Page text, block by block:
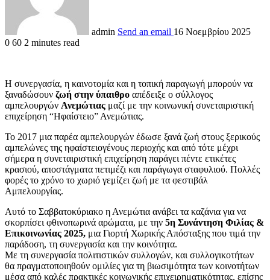
admin Send an email 16 Νοεμβρίου 2025
0 60 2 minutes read
Η συνεργασία, η καινοτομία και η τοπική παραγωγή μπορούν να
ξαναδώσουν ζωή στην ύπαιθρο απέδειξε ο σύλλογος
αμπελουργών Ανεμώτιας μαζί με την κοινωνική συνεταιριστική
επιχείρηση “Ηφαίστειο” Ανεμώτιας.
Το 2017 μια παρέα αμπελουργών έδωσε ξανά ζωή στους ξερικούς
αμπελώνες της ηφαίστειογένους περιοχής και από τότε μέχρι
σήμερα η συνεταιριστική επιχείρηση παράγει πέντε ετικέτες
κρασιού, αποστάγματα πετιμέζι και παράγωγα σταφυλιού. Πολλές
φορές το χρόνο το χωριό γεμίζει ζωή με τα φεστιβάλ
Αμπελουργίας.
Αυτό το Σαββατοκύριακο η Ανεμώτια ανάβει τα καζάνια για να
σκορπίσει φθινοπωρινά αρώματα, με την 5η Συνάντηση Φιλίας &
Επικοινωνίας 2025, μια Γιορτή Χωρικής Απόσταξης που τιμά την
παράδοση, τη συνεργασία και την κοινότητα.
Με τη συνεργασία πολιτιστικών συλλογών, και συλλογικοτήτων
θα πραγματοποιηθούν ομιλίες για τη βιωσιμότητα των κοινοτήτων
μέσα από καλές πρακτικές κοινωνικής επιχειρηματικότητας, επίσης